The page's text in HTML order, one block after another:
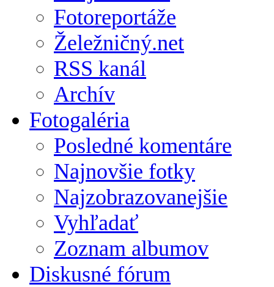
Fotoreportáže
Želežničný.net
RSS kanál
Archív
Fotogaléria
Posledné komentáre
Najnovšie fotky
Najzobrazovanejšie
Vyhľadať
Zoznam albumov
Diskusné fórum